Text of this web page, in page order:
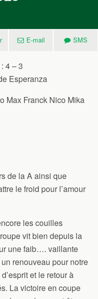
E-mail SMS
4 – 3
Esperanza
Max Franck Nico Mika
de la A ainsi que
le froid pour l’amour
les couilles
vit bien depuis la
une faib…. vaillante
renouveau pour notre
et le retour à
La victoire en coupe